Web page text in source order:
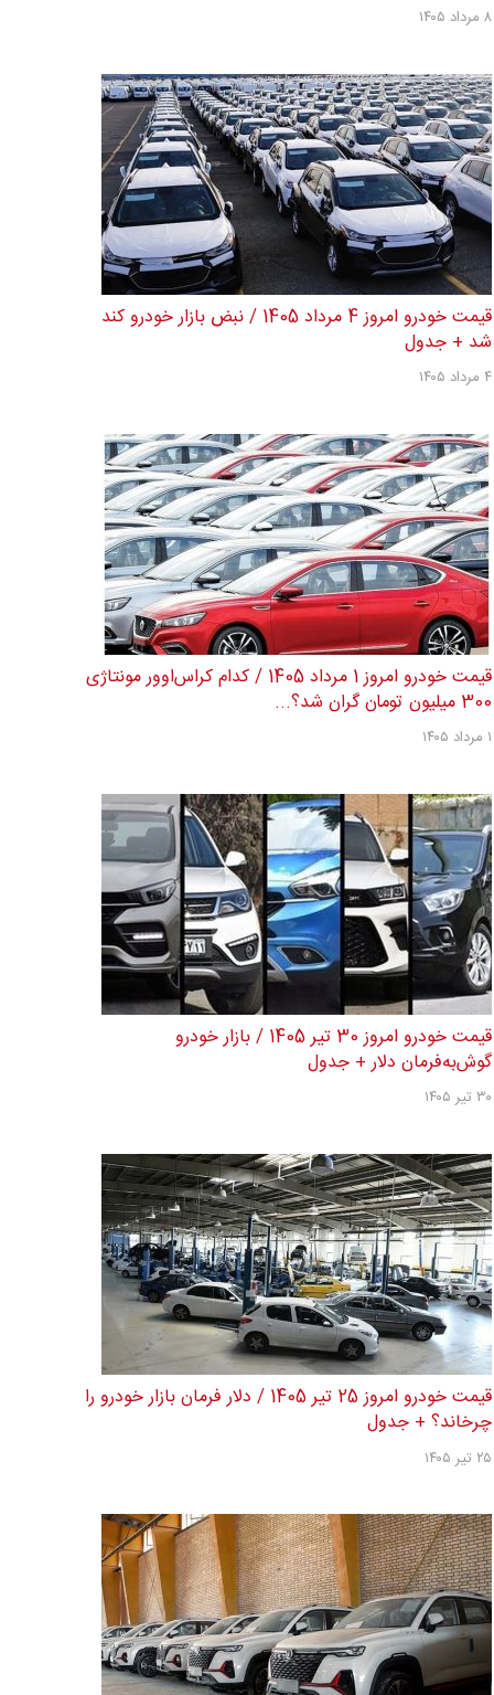
۸ مرداد ۱۴۰۵
قیمت خودرو امروز 4 مرداد 1405 / نبض بازار خودرو کند
شد + جدول
۴ مرداد ۱۴۰۵
قیمت خودرو امروز 1 مرداد 1405 / کدام کراس‌اوور مونتاژی
300 میلیون تومان گران شد؟...
۱ مرداد ۱۴۰۵
قیمت خودرو امروز 30 تیر 1405 / بازار خودرو
گوش‌به‌فرمان دلار + جدول
۳۰ تیر ۱۴۰۵
قیمت خودرو امروز 25 تیر 1405 / دلار فرمان بازار خودرو را
چرخاند؟ + جدول
۲۵ تیر ۱۴۰۵